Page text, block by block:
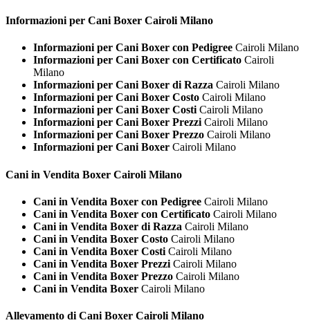
Informazioni per Cani Boxer Cairoli Milano
Informazioni per Cani Boxer con Pedigree Cairoli Milano
Informazioni per Cani Boxer con Certificato Cairoli
Milano
Informazioni per Cani Boxer di Razza Cairoli Milano
Informazioni per Cani Boxer Costo Cairoli Milano
Informazioni per Cani Boxer CostiCairoli Milano
Informazioni per Cani Boxer PrezziCairoli Milano
Informazioni per Cani Boxer Prezzo Cairoli Milano
Informazioni per Cani Boxer Cairoli Milano
Cani in Vendita Boxer Cairoli Milano
Cani in Vendita Boxer con Pedigree Cairoli Milano
Cani in Vendita Boxer con Certificato Cairoli Milano
Cani in Vendita Boxer di Razza Cairoli Milano
Cani in Vendita Boxer Costo Cairoli Milano
Cani in Vendita Boxer Costi Cairoli Milano
Cani in Vendita Boxer Prezzi Cairoli Milano
Cani in Vendita Boxer Prezzo Cairoli Milano
Cani in Vendita Boxer Cairoli Milano
Allevamento di Cani Boxer Cairoli Milano